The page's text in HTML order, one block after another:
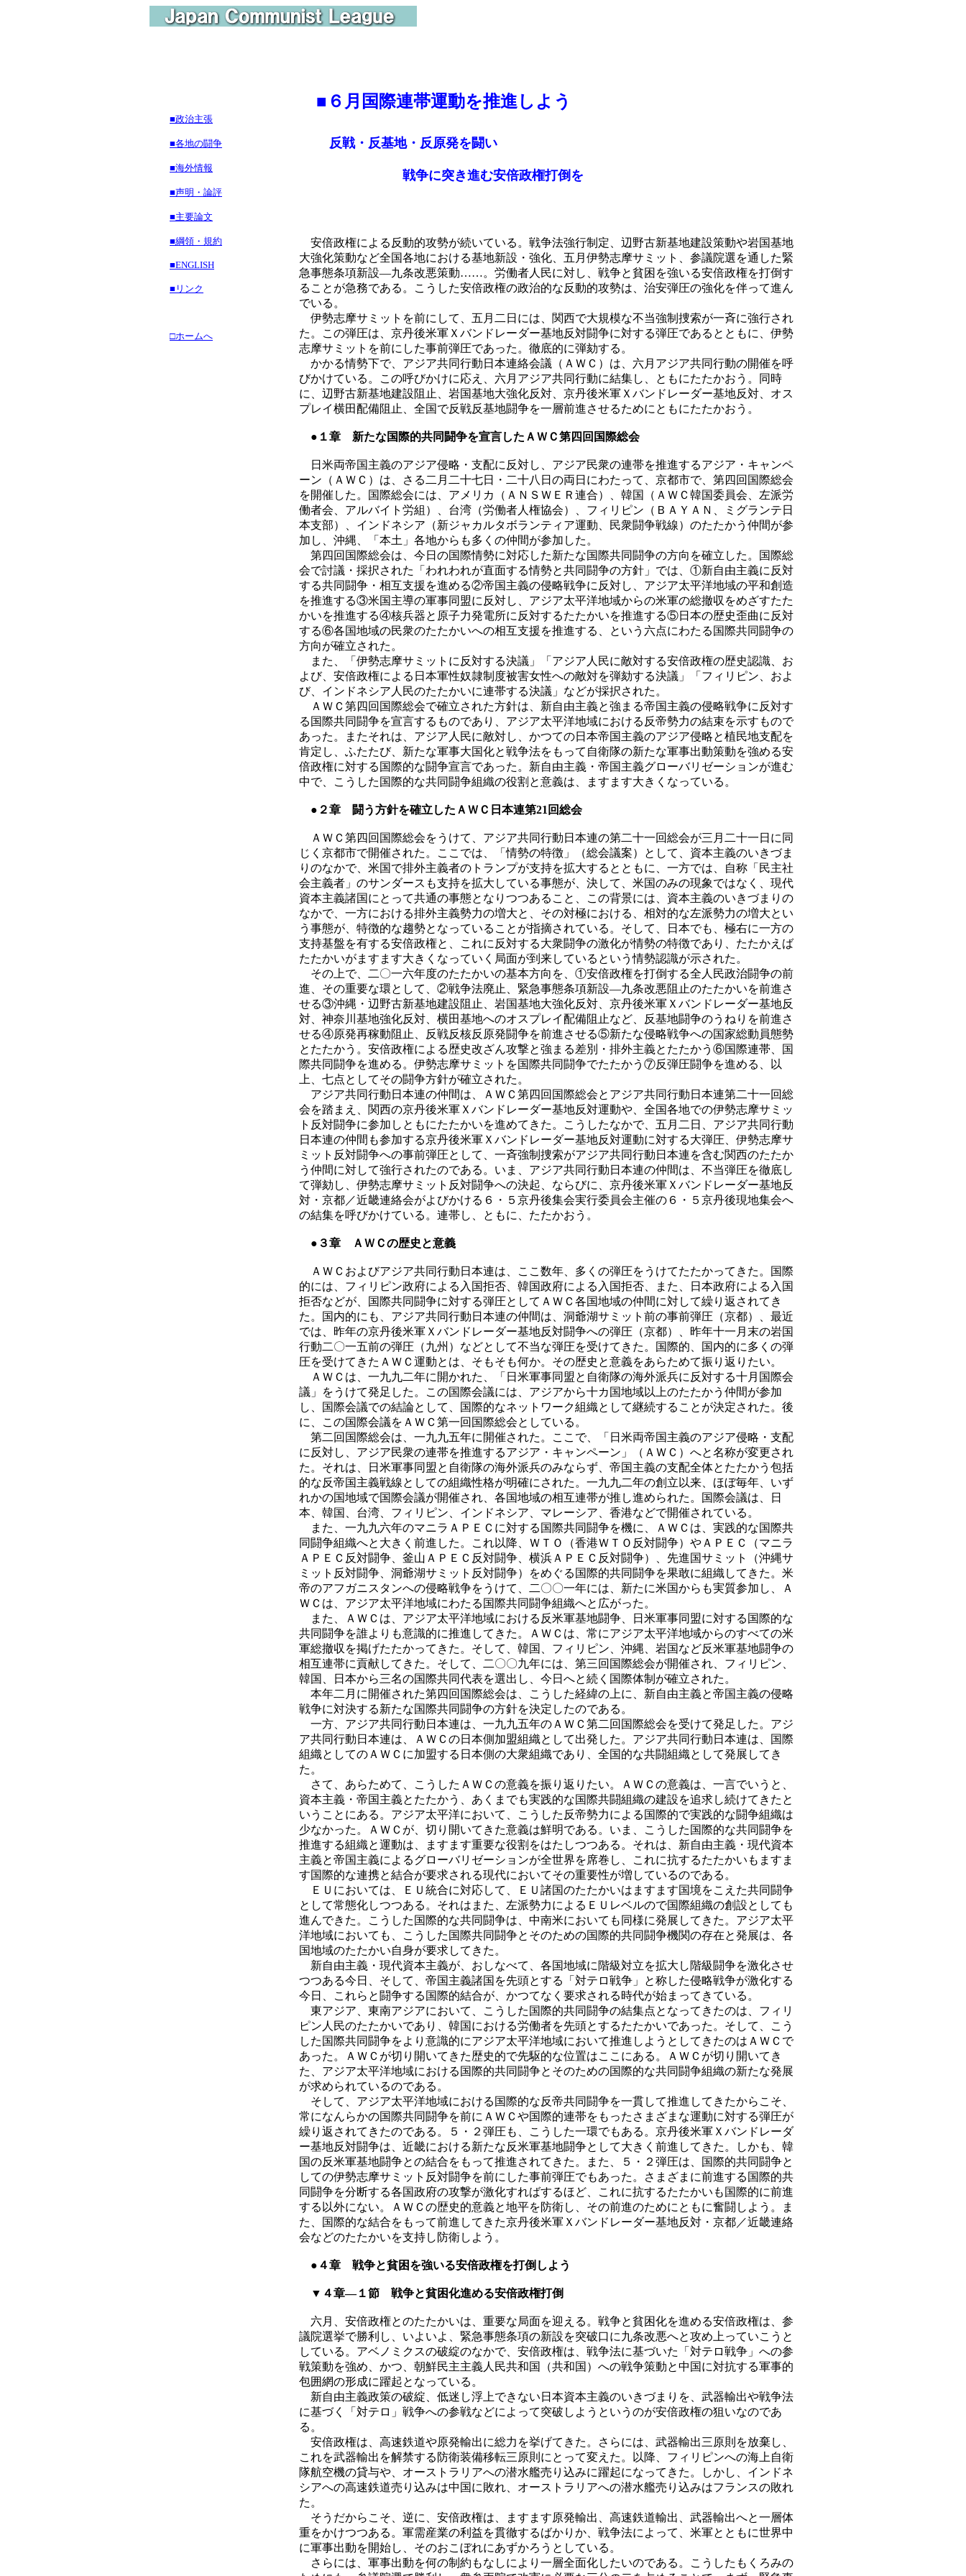
■政治主張
■各地の闘争
■海外情報
■声明・論評
■主要論文
■綱領・規約
■ENGLISH
■リンク
□ホームへ
■ ６月国際連帯運動を推進しよう
反戦・反基地・反原発を闘い
戦争に突き進む安倍政権打倒を
安倍政権による反動的攻勢が続いている。戦争法強行制定、辺野古新基地建設策動や岩国基地
大強化策動など全国各地における基地新設・強化、五月伊勢志摩サミット、参議院選を通した緊
急事態条項新設―九条改悪策動……。労働者人民に対し、戦争と貧困を強いる安倍政権を打倒す
ることが急務である。こうした安倍政権の政治的な反動的攻勢は、治安弾圧の強化を伴って進ん
でいる。
伊勢志摩サミットを前にして、五月二日には、関西で大規模な不当強制捜索が一斉に強行され
た。この弾圧は、京丹後米軍Ｘバンドレーダー基地反対闘争に対する弾圧であるとともに、伊勢
志摩サミットを前にした事前弾圧であった。徹底的に弾劾する。
かかる情勢下で、アジア共同行動日本連絡会議（ＡＷＣ）は、六月アジア共同行動の開催を呼
びかけている。この呼びかけに応え、六月アジア共同行動に結集し、ともにたたかおう。同時
に、辺野古新基地建設阻止、岩国基地大強化反対、京丹後米軍Ｘバンドレーダー基地反対、オス
プレイ横田配備阻止、全国で反戦反基地闘争を一層前進させるためにともにたたかおう。
●１章 新たな国際的共同闘争を宣言したＡＷＣ第四回国際総会
日米両帝国主義のアジア侵略・支配に反対し、アジア民衆の連帯を推進するアジア・キャンペ
ーン（ＡＷＣ）は、さる二月二十七日・二十八日の両日にわたって、京都市で、第四回国際総会
を開催した。国際総会には、アメリカ（ＡＮＳＷＥＲ連合）、韓国（ＡＷＣ韓国委員会、左派労
働者会、アルバイト労組）、台湾（労働者人権協会）、フィリピン（ＢＡＹＡＮ、ミグランテ日
本支部）、インドネシア（新ジャカルタボランティア運動、民衆闘争戦線）のたたかう仲間が参
加し、沖縄、「本土」各地からも多くの仲間が参加した。
第四回国際総会は、今日の国際情勢に対応した新たな国際共同闘争の方向を確立した。国際総
会で討議・採択された「われわれが直面する情勢と共同闘争の方針」では、①新自由主義に反対
する共同闘争・相互支援を進める②帝国主義の侵略戦争に反対し、アジア太平洋地域の平和創造
を推進する③米国主導の軍事同盟に反対し、アジア太平洋地域からの米軍の総撤収をめざすたた
かいを推進する④核兵器と原子力発電所に反対するたたかいを推進する⑤日本の歴史歪曲に反対
する⑥各国地域の民衆のたたかいへの相互支援を推進する、という六点にわたる国際共同闘争の
方向が確立された。
また、「伊勢志摩サミットに反対する決議」「アジア人民に敵対する安倍政権の歴史認識、お
よび、安倍政権による日本軍性奴隷制度被害女性への敵対を弾劾する決議」「フィリピン、およ
び、インドネシア人民のたたかいに連帯する決議」などが採択された。
ＡＷＣ第四回国際総会で確立された方針は、新自由主義と強まる帝国主義の侵略戦争に反対す
る国際共同闘争を宣言するものであり、アジア太平洋地域における反帝勢力の結束を示すもので
あった。またそれは、アジア人民に敵対し、かつての日本帝国主義のアジア侵略と植民地支配を
肯定し、ふたたび、新たな軍事大国化と戦争法をもって自衛隊の新たな軍事出動策動を強める安
倍政権に対する国際的な闘争宣言であった。新自由主義・帝国主義グローバリゼーションが進む
中で、こうした国際的な共同闘争組織の役割と意義は、ますます大きくなっている。
●２章 闘う方針を確立したＡＷＣ日本連第21回総会
ＡＷＣ第四回国際総会をうけて、アジア共同行動日本連の第二十一回総会が三月二十一日に同
じく京都市で開催された。ここでは、「情勢の特徴」（総会議案）として、資本主義のいきづま
りのなかで、米国で排外主義者のトランプが支持を拡大するとともに、一方では、自称「民主社
会主義者」のサンダースも支持を拡大している事態が、決して、米国のみの現象ではなく、現代
資本主義諸国にとって共通の事態となりつつあること、この背景には、資本主義のいきづまりの
なかで、一方における排外主義勢力の増大と、その対極における、相対的な左派勢力の増大とい
う事態が、特徴的な趨勢となっていることが指摘されている。そして、日本でも、極右に一方の
支持基盤を有する安倍政権と、これに反対する大衆闘争の激化が情勢の特徴であり、たたかえば
たたかいがますます大きくなっていく局面が到来しているという情勢認識が示された。
その上で、二〇一六年度のたたかいの基本方向を、①安倍政権を打倒する全人民政治闘争の前
進、その重要な環として、②戦争法廃止、緊急事態条項新設―九条改悪阻止のたたかいを前進さ
せる③沖縄・辺野古新基地建設阻止、岩国基地大強化反対、京丹後米軍Ｘバンドレーダー基地反
対、神奈川基地強化反対、横田基地へのオスプレイ配備阻止など、反基地闘争のうねりを前進さ
せる④原発再稼動阻止、反戦反核反原発闘争を前進させる⑤新たな侵略戦争への国家総動員態勢
とたたかう。安倍政権による歴史改ざん攻撃と強まる差別・排外主義とたたかう⑥国際連帯、国
際共同闘争を進める。伊勢志摩サミットを国際共同闘争でたたかう⑦反弾圧闘争を進める、以
上、七点としてその闘争方針が確立された。
アジア共同行動日本連の仲間は、ＡＷＣ第四回国際総会とアジア共同行動日本連第二十一回総
会を踏まえ、関西の京丹後米軍Ｘバンドレーダー基地反対運動や、全国各地での伊勢志摩サミッ
ト反対闘争に参加しともにたたかいを進めてきた。こうしたなかで、五月二日、アジア共同行動
日本連の仲間も参加する京丹後米軍Ｘバンドレーダー基地反対運動に対する大弾圧、伊勢志摩サ
ミット反対闘争への事前弾圧として、一斉強制捜索がアジア共同行動日本連を含む関西のたたか
う仲間に対して強行されたのである。いま、アジア共同行動日本連の仲間は、不当弾圧を徹底し
て弾劾し、伊勢志摩サミット反対闘争への決起、ならびに、京丹後米軍Ｘバンドレーダー基地反
対・京都／近畿連絡会がよびかける６・５京丹後集会実行委員会主催の６・５京丹後現地集会へ
の結集を呼びかけている。連帯し、ともに、たたかおう。
●３章 ＡＷＣの歴史と意義
ＡＷＣおよびアジア共同行動日本連は、ここ数年、多くの弾圧をうけてたたかってきた。国際
的には、フィリピン政府による入国拒否、韓国政府による入国拒否、また、日本政府による入国
拒否などが、国際共同闘争に対する弾圧としてＡＷＣ各国地域の仲間に対して繰り返されてき
た。国内的にも、アジア共同行動日本連の仲間は、洞爺湖サミット前の事前弾圧（京都）、最近
では、昨年の京丹後米軍Ｘバンドレーダー基地反対闘争への弾圧（京都）、昨年十一月末の岩国
行動二〇一五前の弾圧（九州）などとして不当な弾圧を受けてきた。国際的、国内的に多くの弾
圧を受けてきたＡＷＣ運動とは、そもそも何か。その歴史と意義をあらためて振り返りたい。
ＡＷＣは、一九九二年に開かれた、「日米軍事同盟と自衛隊の海外派兵に反対する十月国際会
議」をうけて発足した。この国際会議には、アジアから十カ国地域以上のたたかう仲間が参加
し、国際会議での結論として、国際的なネットワーク組織として継続することが決定された。後
に、この国際会議をＡＷＣ第一回国際総会としている。
第二回国際総会は、一九九五年に開催された。ここで、「日米両帝国主義のアジア侵略・支配
に反対し、アジア民衆の連帯を推進するアジア・キャンペーン」（ＡＷＣ）へと名称が変更され
た。それは、日米軍事同盟と自衛隊の海外派兵のみならず、帝国主義の支配全体とたたかう包括
的な反帝国主義戦線としての組織性格が明確にされた。一九九二年の創立以来、ほぼ毎年、いず
れかの国地域で国際会議が開催され、各国地域の相互連帯が推し進められた。国際会議は、日
本、韓国、台湾、フィリピン、インドネシア、マレーシア、香港などで開催されている。
また、一九九六年のマニラＡＰＥＣに対する国際共同闘争を機に、ＡＷＣは、実践的な国際共
同闘争組織へと大きく前進した。これ以降、ＷＴＯ（香港ＷＴＯ反対闘争）やＡＰＥＣ（マニラ
ＡＰＥＣ反対闘争、釜山ＡＰＥＣ反対闘争、横浜ＡＰＥＣ反対闘争）、先進国サミット（沖縄サ
ミット反対闘争、洞爺湖サミット反対闘争）をめぐる国際的共同闘争を果敢に組織してきた。米
帝のアフガニスタンへの侵略戦争をうけて、二〇〇一年には、新たに米国からも実質参加し、Ａ
ＷＣは、アジア太平洋地域にわたる国際共同闘争組織へと広がった。
また、ＡＷＣは、アジア太平洋地域における反米軍基地闘争、日米軍事同盟に対する国際的な
共同闘争を誰よりも意識的に推進してきた。ＡＷＣは、常にアジア太平洋地域からのすべての米
軍総撤収を掲げたたかってきた。そして、韓国、フィリピン、沖縄、岩国など反米軍基地闘争の
相互連帯に貢献してきた。そして、二〇〇九年には、第三回国際総会が開催され、フィリピン、
韓国、日本から三名の国際共同代表を選出し、今日へと続く国際体制が確立された。
本年二月に開催された第四回国際総会は、こうした経緯の上に、新自由主義と帝国主義の侵略
戦争に対決する新たな国際共同闘争の方針を決定したのである。
一方、アジア共同行動日本連は、一九九五年のＡＷＣ第二回国際総会を受けて発足した。アジ
ア共同行動日本連は、ＡＷＣの日本側加盟組織として出発した。アジア共同行動日本連は、国際
組織としてのＡＷＣに加盟する日本側の大衆組織であり、全国的な共闘組織として発展してき
た。
さて、あらためて、こうしたＡＷＣの意義を振り返りたい。ＡＷＣの意義は、一言でいうと、
資本主義・帝国主義とたたかう、あくまでも実践的な国際共闘組織の建設を追求し続けてきたと
いうことにある。アジア太平洋において、こうした反帝勢力による国際的で実践的な闘争組織は
少なかった。ＡＷＣが、切り開いてきた意義は鮮明である。いま、こうした国際的な共同闘争を
推進する組織と運動は、ますます重要な役割をはたしつつある。それは、新自由主義・現代資本
主義と帝国主義によるグローバリゼーションが全世界を席巻し、これに抗するたたかいもますま
す国際的な連携と結合が要求される現代においてその重要性が増しているのである。
ＥＵにおいては、ＥＵ統合に対応して、ＥＵ諸国のたたかいはますます国境をこえた共同闘争
として常態化しつつある。それはまた、左派勢力によるＥＵレベルので国際組織の創設としても
進んできた。こうした国際的な共同闘争は、中南米においても同様に発展してきた。アジア太平
洋地域においても、こうした国際共同闘争とそのための国際的共同闘争機関の存在と発展は、各
国地域のたたかい自身が要求してきた。
新自由主義・現代資本主義が、おしなべて、各国地域に階級対立を拡大し階級闘争を激化させ
つつある今日、そして、帝国主義諸国を先頭とする「対テロ戦争」と称した侵略戦争が激化する
今日、これらと闘争する国際的結合が、かつてなく要求される時代が始まってきている。
東アジア、東南アジアにおいて、こうした国際的共同闘争の結集点となってきたのは、フィリ
ピン人民のたたかいであり、韓国における労働者を先頭とするたたかいであった。そして、こう
した国際共同闘争をより意識的にアジア太平洋地域において推進しようとしてきたのはＡＷＣで
あった。ＡＷＣが切り開いてきた歴史的で先駆的な位置はここにある。ＡＷＣが切り開いてき
た、アジア太平洋地域における国際的共同闘争とそのための国際的な共同闘争組織の新たな発展
が求められているのである。
そして、アジア太平洋地域における国際的な反帝共同闘争を一貫して推進してきたからこそ、
常になんらかの国際共同闘争を前にＡＷＣや国際的連帯をもったさまざまな運動に対する弾圧が
繰り返されてきたのである。５・２弾圧も、こうした一環でもある。京丹後米軍Ｘバンドレーダ
ー基地反対闘争は、近畿における新たな反米軍基地闘争として大きく前進してきた。しかも、韓
国の反米軍基地闘争との結合をもって推進されてきた。また、５・２弾圧は、国際的共同闘争と
しての伊勢志摩サミット反対闘争を前にした事前弾圧でもあった。さまざまに前進する国際的共
同闘争を分断する各国政府の攻撃が激化すればするほど、これに抗するたたかいも国際的に前進
する以外にない。ＡＷＣの歴史的意義と地平を防衛し、その前進のためにともに奮闘しよう。ま
た、国際的な結合をもって前進してきた京丹後米軍Ｘバンドレーダー基地反対・京都／近畿連絡
会などのたたかいを支持し防衛しよう。
●４章 戦争と貧困を強いる安倍政権を打倒しよう
▼４章―１節 戦争と貧困化進める安倍政権打倒
六月、安倍政権とのたたかいは、重要な局面を迎える。戦争と貧困化を進める安倍政権は、参
議院選挙で勝利し、いよいよ、緊急事態条項の新設を突破口に九条改悪へと攻め上っていこうと
している。アベノミクスの破綻のなかで、安倍政権は、戦争法に基づいた「対テロ戦争」への参
戦策動を強め、かつ、朝鮮民主主義人民共和国（共和国）への戦争策動と中国に対抗する軍事的
包囲網の形成に躍起となっている。
新自由主義政策の破綻、低迷し浮上できない日本資本主義のいきづまりを、武器輸出や戦争法
に基づく「対テロ」戦争への参戦などによって突破しようというのが安倍政権の狙いなのであ
る。
安倍政権は、高速鉄道や原発輸出に総力を挙げてきた。さらには、武器輸出三原則を放棄し、
これを武器輸出を解禁する防衛装備移転三原則にとって変えた。以降、フィリピンへの海上自衛
隊航空機の貸与や、オーストラリアへの潜水艦売り込みに躍起になってきた。しかし、インドネ
シアへの高速鉄道売り込みは中国に敗れ、オーストラリアへの潜水艦売り込みはフランスの敗れ
た。
そうだからこそ、逆に、安倍政権は、ますます原発輸出、高速鉄道輸出、武器輸出へと一層体
重をかけつつある。軍需産業の利益を貫徹するばかりか、戦争法によって、米軍とともに世界中
に軍事出動を開始し、そのおこぼれにあずかろうとしている。
さらには、軍事出動を何の制約もなしにより一層全面化したいのである。こうしたもくろみの